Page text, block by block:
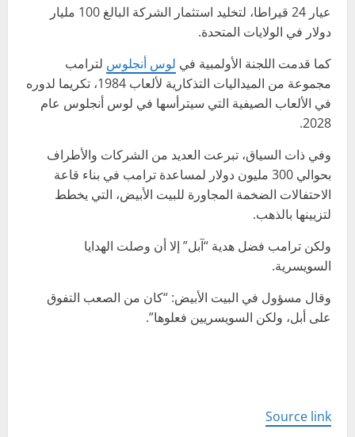
عيار 24 قيراطا، لتخليد استثمار الشركة البالغ 100 مليار
دولار في الولايات المتحدة.
كما قدمت اللجنة الأولمبية في لوس أنجلوس لترامب
مجموعة من الميداليات التذكارية لألعاب 1984، تكريما لدوره
في الألعاب الصيفية التي سيترأسها في لوس أنجلوس عام
2028.
وفي ذات السياق، تبرعت العديد من الشركات والأطراف
بحوالي 300 مليون دولار لمساعدة ترامب في بناء قاعة
الاحتفالات الضخمة المجاورة للبيت الأبيض، التي يخطط
لتزيينها بالذهب.
ولكن ترامب فضل هدية “آبل” إلا أن وصلت الهدايا
السويسرية.
وقال مسؤول في البيت الأبيض: “كان من الصعب التفوق
على أبل، ولكن السويسريين فعلوها”.
Source link